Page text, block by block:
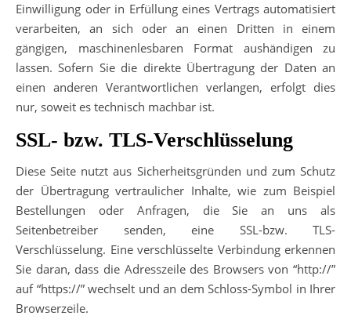
Einwilligung oder in Erfüllung eines Vertrags automatisiert
verarbeiten, an sich oder an einen Dritten in einem
gängigen, maschinenlesbaren Format aushändigen zu
lassen. Sofern Sie die direkte Übertragung der Daten an
einen anderen Verantwortlichen verlangen, erfolgt dies
nur, soweit es technisch machbar ist.
SSL- bzw. TLS-Verschlüsselung
Diese Seite nutzt aus Sicherheitsgründen und zum Schutz
der Übertragung vertraulicher Inhalte, wie zum Beispiel
Bestellungen oder Anfragen, die Sie an uns als
Seitenbetreiber senden, eine SSL-bzw. TLS-
Verschlüsselung. Eine verschlüsselte Verbindung erkennen
Sie daran, dass die Adresszeile des Browsers von “http://”
auf “https://” wechselt und an dem Schloss-Symbol in Ihrer
Browserzeile.